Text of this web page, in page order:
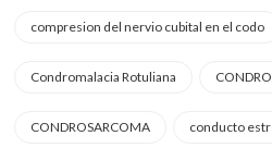
compresion del nervio cubital en el codo
Condromalacia Rotuliana
CONDROSARCOMA conducto